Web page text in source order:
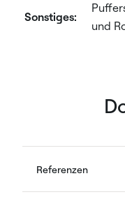
Sonstiges:
und
Referenzen